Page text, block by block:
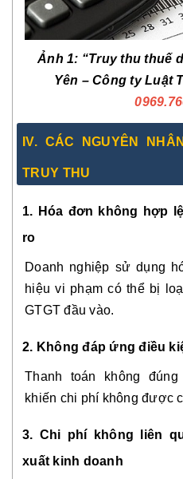
Ảnh 1: “Truy thu thuế
Yên – Công ty Luật
IV. CÁC NGUYÊN
TRUY THU
1. Hóa đơn không hợp
ro
Doanh nghiệp sử dụng
hiệu vi phạm có thể bị
GTGT đầu vào.
2. Không đáp ứng điều
Thanh toán không
khiến chi phí không được
3. Chi phí không liên
xuất kinh doanh